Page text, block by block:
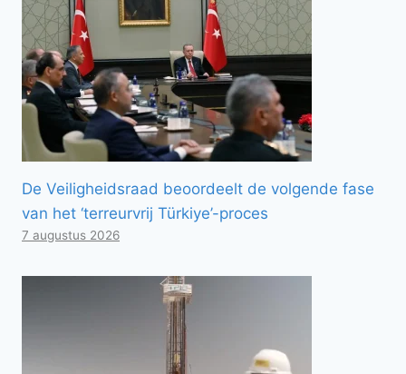
De Veiligheidsraad beoordeelt de volgende fase
van het ‘terreurvrij Türkiye’-proces
7 augustus 2026